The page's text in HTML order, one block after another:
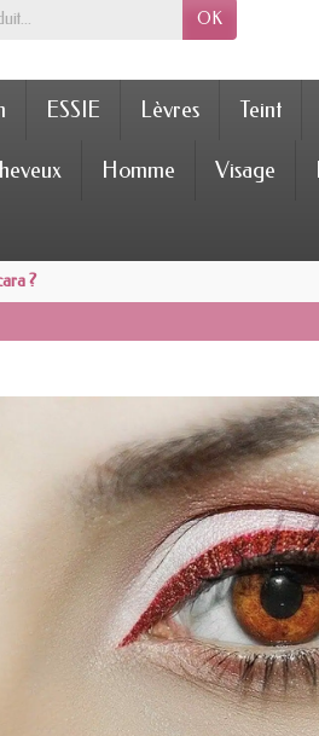
OK
ESSIE Lèvres Teint
Homme Visage
?